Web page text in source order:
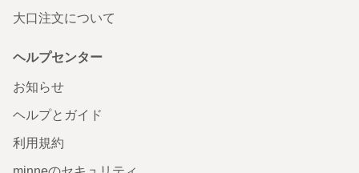
大口注文について
ヘルプセンター
お知らせ
ヘルプとガイド
利用規約